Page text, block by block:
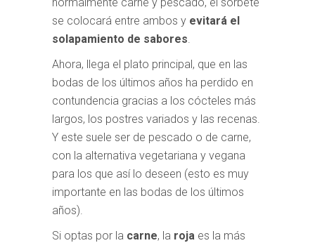
se colocará entre ambos y evitará el
solapamiento de sabores.
Ahora, llega el plato principal, que en las
bodas de los últimos años ha perdido en
contundencia gracias a los cócteles más
largos, los postres variados y las recenas.
Y este suele ser de pescado o de carne,
con la alternativa vegetariana y vegana
para los que así lo deseen (esto es muy
importante en las bodas de los últimos
años).
Si optas por la carne, la roja es la más